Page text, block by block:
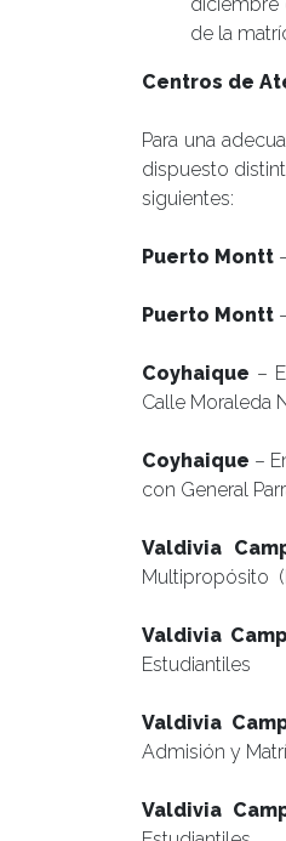
de la
Centros de
Para una
dispuesto
siguientes:
Puerto Montt
Puerto Montt
Coyhaique –
Calle Moraleda
Coyhaique –
con General
Valdivia
Multipropósito
Valdivia
Estudiantiles
Valdivia
Admisión y
Valdivia